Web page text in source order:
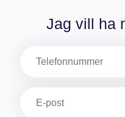
Jag vill ha
post